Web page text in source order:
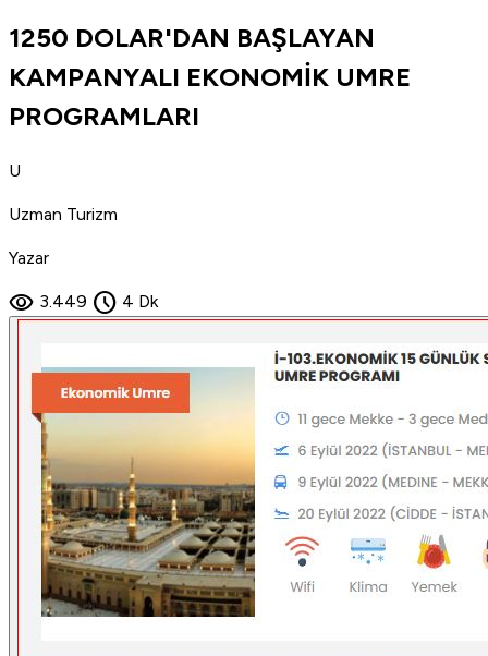
1250 DOLAR'DAN BAŞLAYAN
KAMPANYALI EKONOMİK UMRE
PROGRAMLARI
U
Uzman Turizm
Yazar
visibility 3.449 schedule 4 Dk